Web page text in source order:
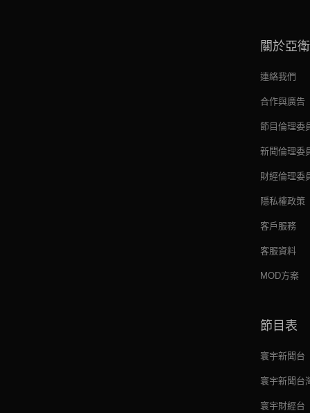
關於亞衛
連絡我們
合作與廣告
節目倫理委
新聞倫理委
財經倫理委
隱私權政策
客戶服務
客服資料
MOD方案
節目表
寰宇新聞台
寰宇新聞台
寰宇財經台